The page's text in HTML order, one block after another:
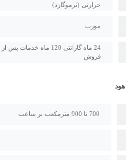
حرارتی (ترموگارد)
مورب
24 ماه گارانتی 120 ماه خدمات پس از
فروش
700 تا 900 مترمکعب بر ساعت